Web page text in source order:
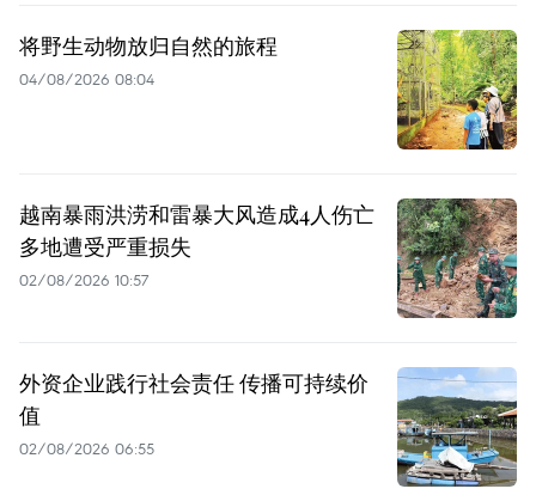
将野生动物放归自然的旅程
04/08/2026 08:04
越南暴雨洪涝和雷暴大风造成4人伤亡
多地遭受严重损失
02/08/2026 10:57
外资企业践行社会责任 传播可持续价
值
02/08/2026 06:55